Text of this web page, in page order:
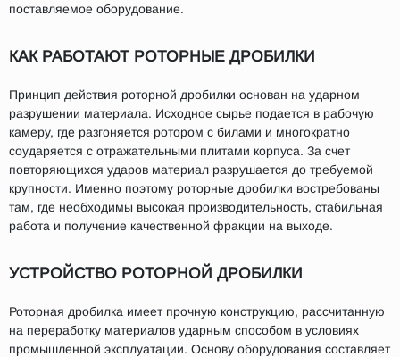
поставляемое оборудование.
КАК РАБОТАЮТ РОТОРНЫЕ ДРОБИЛКИ
Принцип действия роторной дробилки основан на ударном
разрушении материала. Исходное сырье подается в рабочую
камеру, где разгоняется ротором с билами и многократно
соударяется с отражательными плитами корпуса. За счет
повторяющихся ударов материал разрушается до требуемой
крупности. Именно поэтому роторные дробилки востребованы
там, где необходимы высокая производительность, стабильная
работа и получение качественной фракции на выходе.
УСТРОЙСТВО РОТОРНОЙ ДРОБИЛКИ
Роторная дробилка имеет прочную конструкцию, рассчитанную
на переработку материалов ударным способом в условиях
промышленной эксплуатации. Основу оборудования составляет